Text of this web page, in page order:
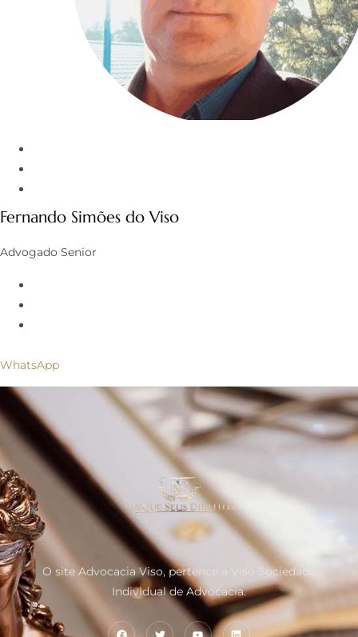
Fernando Simões do Viso
Advogado Senior
WhatsApp
O site Advocacia Viso, pertence a Viso Sociedade
Individual de Advocacia.